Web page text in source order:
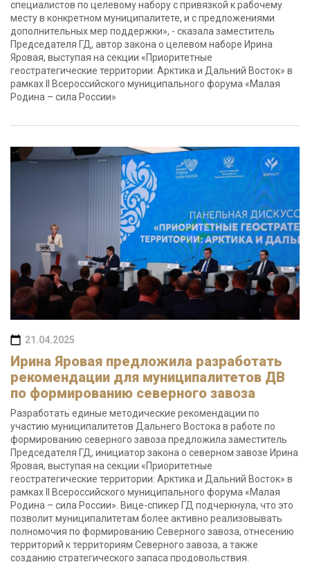
специалистов по целевому набору с привязкой к рабочему
месту в конкретном муниципалитете, и с предложениями
дополнительных мер поддержки», - сказала заместитель
Председателя ГД, автор закона о целевом наборе Ирина
Яровая, выступая на секции «Приоритетные
геостратегические территории: Арктика и Дальний Восток» в
рамках II Всероссийского муниципального форума «Малая
Родина – сила России»
21.04.2025
Ирина Яровая предложила разработать
рекомендации для муниципалитетов ДВ
по формированию северного завоза
Разработать единые методические рекомендации по
участию муниципалитетов Дальнего Востока в работе по
формированию северного завоза предложила заместитель
Председателя ГД, инициатор закона о северном завозе Ирина
Яровая, выступая на секции «Приоритетные
геостратегические территории: Арктика и Дальний Восток» в
рамках II Всероссийского муниципального форума «Малая
Родина – сила России». Вице-спикер ГД подчеркнула, что это
позволит муниципалитетам более активно реализовывать
полномочия по формированию Северного завоза, отнесению
территорий к территориям Северного завоза, а также
созданию стратегического запаса продовольствия.